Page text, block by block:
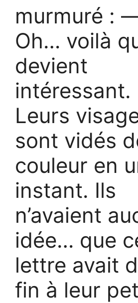
murmuré :
Oh… voilà
devient
intéressant.
Leurs
sont vidés
couleur en
instant. Ils
n’avaient
idée… que
lettre avait
fin à leur